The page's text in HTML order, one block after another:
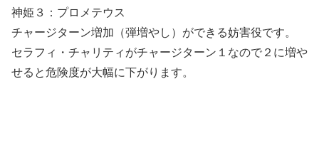
神姫３：プロメテウス
チャージターン増加（弾増やし）ができる妨害役です。
セラフィ・チャリティがチャージターン１なので２に増や
せると危険度が大幅に下がります。